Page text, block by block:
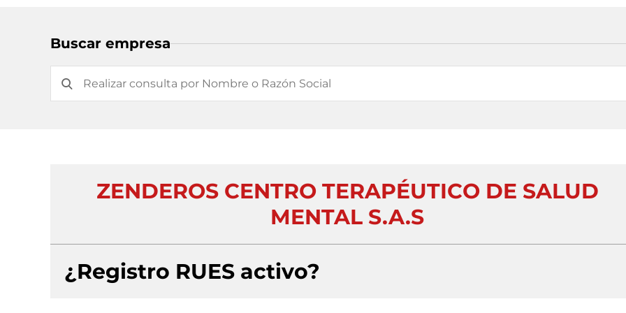
Buscar empresa
ZENDEROS CENTRO TERAPÉUTICO DE SALUD
MENTAL S.A.S
¿Registro RUES activo?